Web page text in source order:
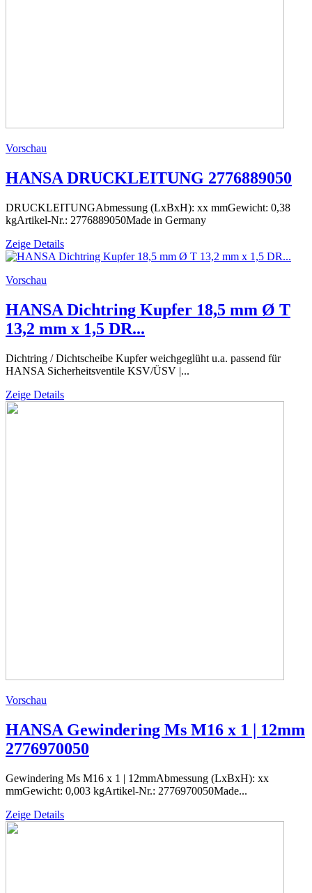
Vorschau
HANSA DRUCKLEITUNG 2776889050
DRUCKLEITUNGAbmessung (LxBxH): xx mmGewicht: 0,38
kgArtikel-Nr.: 2776889050Made in Germany
Zeige Details
Vorschau
HANSA Dichtring Kupfer 18,5 mm Ø T
13,2 mm x 1,5 DR...
Dichtring / Dichtscheibe Kupfer weichgeglüht u.a. passend für
HANSA Sicherheitsventile KSV/ÜSV |...
Zeige Details
Vorschau
HANSA Gewindering Ms M16 x 1 | 12mm
2776970050
Gewindering Ms M16 x 1 | 12mmAbmessung (LxBxH): xx
mmGewicht: 0,003 kgArtikel-Nr.: 2776970050Made...
Zeige Details